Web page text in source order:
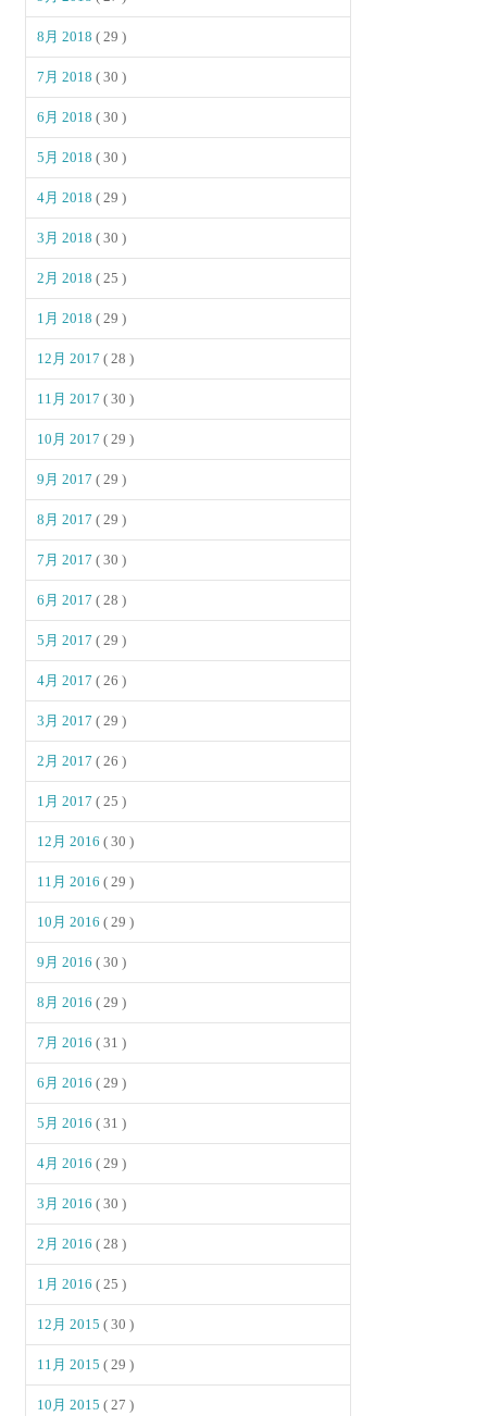
8月 2018( 29 )
7月 2018( 30 )
6月 2018( 30 )
5月 2018( 30 )
4月 2018( 29 )
3月 2018( 30 )
2月 2018( 25 )
1月 2018( 29 )
12月 2017( 28 )
11月 2017( 30 )
10月 2017( 29 )
9月 2017( 29 )
8月 2017( 29 )
7月 2017( 30 )
6月 2017( 28 )
5月 2017( 29 )
4月 2017( 26 )
3月 2017( 29 )
2月 2017( 26 )
1月 2017( 25 )
12月 2016( 30 )
11月 2016( 29 )
10月 2016( 29 )
9月 2016( 30 )
8月 2016( 29 )
7月 2016( 31 )
6月 2016( 29 )
5月 2016( 31 )
4月 2016( 29 )
3月 2016( 30 )
2月 2016( 28 )
1月 2016( 25 )
12月 2015( 30 )
11月 2015( 29 )
10月 2015( 27 )